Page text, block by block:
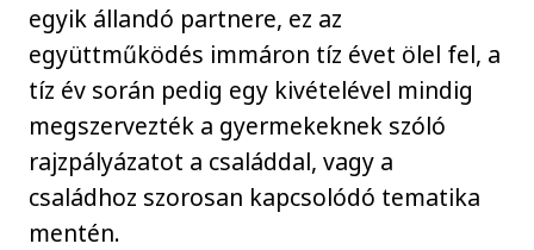
egyik állandó partnere, ez az
együttműködés immáron tíz évet ölel fel, a
tíz év során pedig egy kivételével mindig
megszervezték a gyermekeknek szóló
rajzpályázatot a családdal, vagy a
családhoz szorosan kapcsolódó tematika
mentén.